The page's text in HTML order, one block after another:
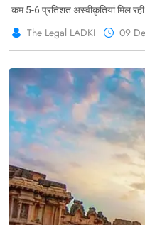
#India
कम 5-6 प्रतिशत अस्वीकृतियां मिल
The Legal LADKI 09